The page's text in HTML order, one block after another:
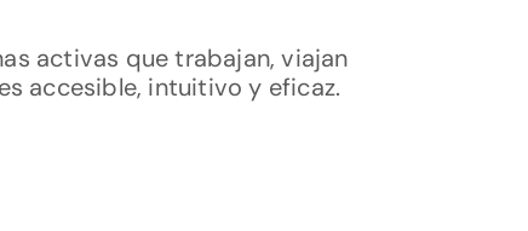
activas que trabajan, viajan
accesible, intuitivo y eficaz.